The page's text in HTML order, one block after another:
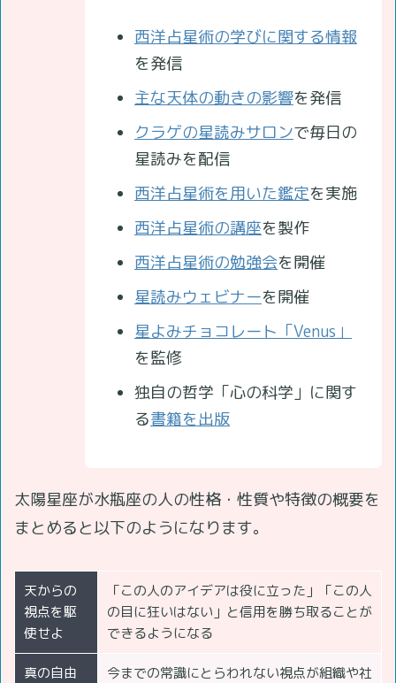
西洋占星術の学びに関する情報
を発信
主な天体の動きの影響を発信
クラゲの星読みサロンで毎日の
星読みを配信
西洋占星術を用いた鑑定を実施
西洋占星術の講座を製作
西洋占星術の勉強会を開催
星読みウェビナーを開催
星よみチョコレート「Venus」
を監修
独自の哲学「心の科学」に関す
る書籍を出版
太陽星座が水瓶座の人の性格・性質や特徴の概要を
まとめると以下のようになります。
天からの
視点を駆
使せよ
「この人のアイデアは役に立った」「この人
の目に狂いはない」と信用を勝ち取ることが
できるようになる
真の自由
今までの常識にとらわれない視点が組織や社